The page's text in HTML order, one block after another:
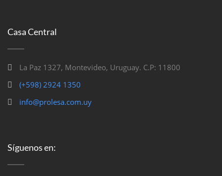
Casa Central
La Paz 1327, Montevideo, Uruguay. C.P: 11800
(+598) 2924 1350
info@prolesa.com.uy
Síguenos en: